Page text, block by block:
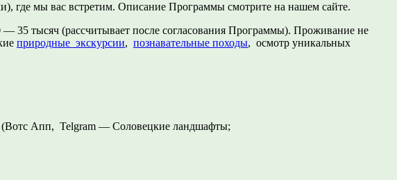
где мы вас встретим. Описание Программы смотрите на нашем сайте.
тысяч (рассчитывает после согласования Программы). Проживание не
природные экскурсии, познавательные походы, осмотр уникальных
(Вотс Апп, Telgram — Соловецкие ландшафты;